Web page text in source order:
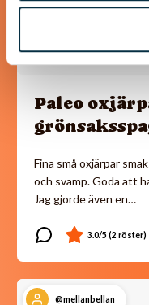
Paleo
Fina små oxjärpar
och svamp. Goda att
Jag gjorde även en…
@mellanbellan